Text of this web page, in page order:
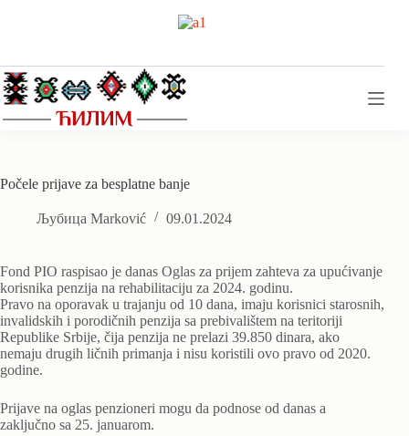
Počele prijave za besplatne banje
Љубица Marković 09.01.2024
Fond PIO raspisao je danas Oglas za prijem zahteva za upućivanje
korisnika penzija na rehabilitaciju za 2024. godinu.
Pravo na oporavak u trajanju od 10 dana, imaju korisnici starosnih,
invalidskih i porodičnih penzija sa prebivalištem na teritoriji
Republike Srbije, čija penzija ne prelazi 39.850 dinara, ako
nemaju drugih ličnih primanja i nisu koristili ovo pravo od 2020.
godine.
Prijave na oglas penzioneri mogu da podnose od danas a
zaključno sa 25. januarom.